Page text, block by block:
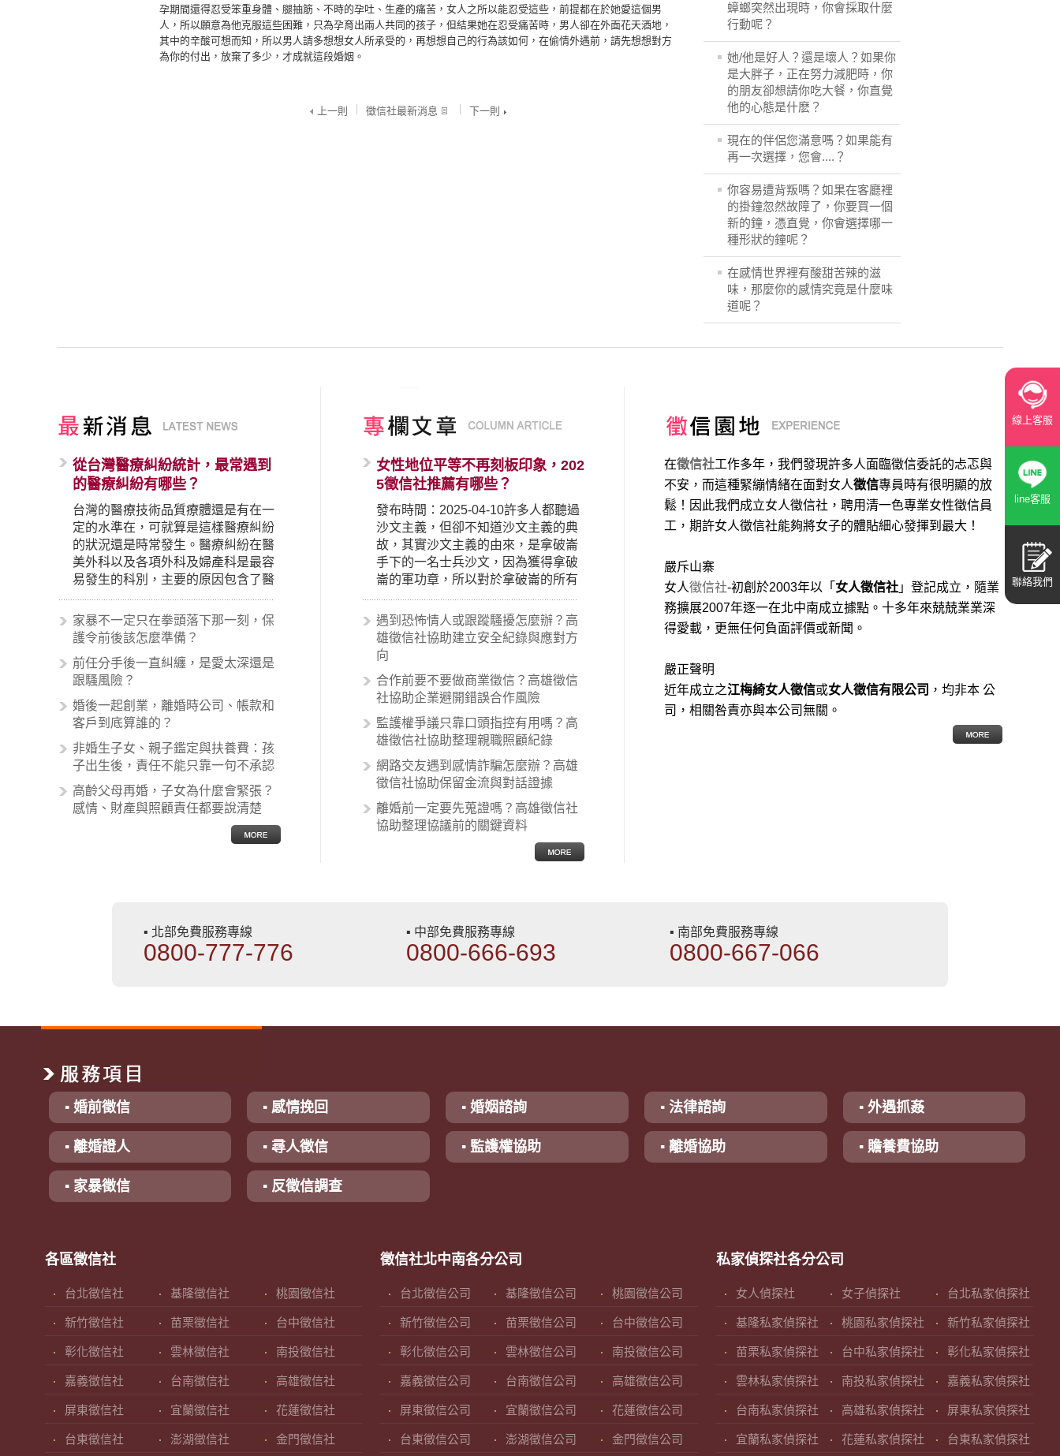
線上客服
line客服
聯絡我們
孕期間還得忍受笨重身體、腿抽筋、不時的孕吐、生產的痛苦，女人之所以能忍受這些，前提都在於她愛這個男
人，所以願意為他克服這些困難，只為孕育出兩人共同的孩子，但結果她在忍受痛苦時，男人卻在外面花天酒地，
其中的辛酸可想而知，所以男人請多想想女人所承受的，再想想自己的行為該如何，在偷情外遇前，請先想想對方
為你的付出，放棄了多少，才成就這段婚姻。
上一則 徵信社最新消息 下一則
蟑螂突然出現時，你會採取什麼
行動呢？
她/他是好人？還是壞人？如果你
是大胖子，正在努力減肥時，你
的朋友卻想請你吃大餐，你直覺
他的心態是什麽？
現在的伴侶您滿意嗎？如果能有
再一次選擇，您會....？
你容易遭背叛嗎？如果在客廳裡
的掛鐘忽然故障了，你要買一個
新的鐘，憑直覺，你會選擇哪一
種形狀的鐘呢？
在感情世界裡有酸甜苦辣的滋
味，那麼你的感情究竟是什麼味
道呢？
從台灣醫療糾紛統計，最常遇到
的醫療糾紛有哪些？
台灣的醫療技術品質療體還是有在一
定的水準在，可就算是這樣醫療糾紛
的狀況還是時常發生。醫療糾紛在醫
美外科以及各項外科及婦產科是最容
易發生的科別，主要的原因包含了醫
生未盡告知義務、醫療處置疏失、手
術疏失、術後照顧失當、醫療費用的
收取。雖然醫學進步，但醫生與病患
案例中最後都走向訴訟流程，我們如
果不幸遇到相關醫療糾紛時究竟該怎
麼處理呢？醫療糾紛相關的內容其實
非常多，有些案例…
家暴不一定只在拳頭落下那一刻，保
護令前後該怎麼準備？
前任分手後一直糾纏，是愛太深還是
跟騷風險？
婚後一起創業，離婚時公司、帳款和
客戶到底算誰的？
非婚生子女、親子鑑定與扶養費：孩
子出生後，責任不能只靠一句不承認
高齡父母再婚，子女為什麼會緊張？
感情、財產與照顧責任都要說清楚
女性地位平等不再刻板印象，202
5徵信社推薦有哪些？
發布時間：2025-04-10許多人都聽過
沙文主義，但卻不知道沙文主義的典
故，其實沙文主義的由來，是拿破崙
手下的一名士兵沙文，因為獲得拿破
崙的軍功章，所以對於拿破崙的所有
事蹟和政策產生狂熱崇拜，形成偏執
的狀況，所以沙文主義後來就被拿來
暗指偏見和歧視，而且有沙文主義傾
向的人，通常對於自己的國家和民族
國家的人，所以沙文主義也廣泛應用
在種族歧視的說法，甚至還出現了男
性沙文…
遇到恐怖情人或跟蹤騷擾怎麼辦？高
雄徵信社協助建立安全紀錄與應對方
向
合作前要不要做商業徵信？高雄徵信
社協助企業避開錯誤合作風險
監護權爭議只靠口頭指控有用嗎？高
雄徵信社協助整理親職照顧紀錄
網路交友遇到感情詐騙怎麼辦？高雄
徵信社協助保留金流與對話證據
離婚前一定要先蒐證嗎？高雄徵信社
協助整理協議前的關鍵資料
在徵信社工作多年，我們發現許多人面臨徵信委託的忐忑與
不安，而這種緊繃情緒在面對女人徵信專員時有很明顯的放
鬆！因此我們成立女人徵信社，聘用清一色專業女性徵信員
工，期許女人徵信社能夠將女子的體貼細心發揮到最大 ！
嚴斥山寨
女人徵信社-初創於2003年以「 女人徵信社 」登記成立，隨業
務擴展2007年逐一在北中南成立據點。十多年來兢兢業業深
得愛載，更無任何負面評價或新聞。
嚴正聲明
近年成立之江梅綺女人徵信或女人徵信有限公司 ，均非本 公
司，相關咎責亦與本公司無關。
▪ 北部免費服務專線
0800-777-776
▪ 中部免費服務專線
0800-666-693
▪ 南部免費服務專線
0800-667-066
▪ 婚前徵信 ▪ 感情挽回 ▪ 婚姻諮詢 ▪ 法律諮詢 ▪ 外遇抓姦
▪ 離婚證人 ▪ 尋人徵信 ▪ 監護權協助 ▪ 離婚協助 ▪ 贍養費協助
▪ 家暴徵信 ▪ 反徵信調查
各區徵信社
台北徵信社 基隆徵信社 桃園徵信社
新竹徵信社 苗栗徵信社 台中徵信社
彰化徵信社 雲林徵信社 南投徵信社
嘉義徵信社 台南徵信社 高雄徵信社
屏東徵信社 宜蘭徵信社 花蓮徵信社
台東徵信社 澎湖徵信社 金門徵信社
徵信社北中南各分公司
台北徵信公司 基隆徵信公司 桃園徵信公司
新竹徵信公司 苗栗徵信公司 台中徵信公司
彰化徵信公司 雲林徵信公司 南投徵信公司
嘉義徵信公司 台南徵信公司 高雄徵信公司
屏東徵信公司 宜蘭徵信公司 花蓮徵信公司
台東徵信公司 澎湖徵信公司 金門徵信公司
私家偵探社各分公司
女人偵探社 女子偵探社 台北私家偵探社
基隆私家偵探社 桃園私家偵探社 新竹私家偵探社
苗栗私家偵探社 台中私家偵探社 彰化私家偵探社
雲林私家偵探社 南投私家偵探社 嘉義私家偵探社
台南私家偵探社 高雄私家偵探社 屏東私家偵探社
宜蘭私家偵探社 花蓮私家偵探社 台東私家偵探社